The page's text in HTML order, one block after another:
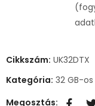
Cikkszám: UK32DTX
Kategória: 32 GB-
Megosztás: